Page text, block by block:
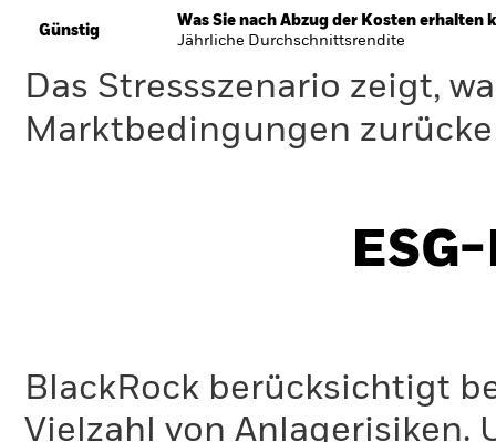
Günstig
Was Sie nach Abzug der Kosten erhalten
Jährliche Durchschnittsrendite
Das Stressszenario zeigt,
Marktbedingungen
BlackRock berücksichtigt
Vielzahl von Anlagerisiken.